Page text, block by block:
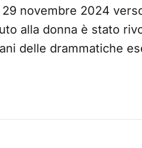
novembre 2024
alla donna è stato
delle drammatiche